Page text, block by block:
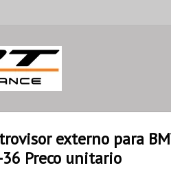
externo para
Preco unitario